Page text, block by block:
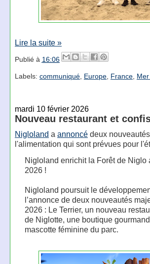
Lire la suite »
Publié à 16:06
Labels: communiqué, Europe, France,
mardi 10 février 2026
Nouveau restaurant et
Nigloland a annoncédeux
l'alimentation qui sont prévues pour
Nigloland enrichit la Forêt de Niglo
2026 !
Nigloland poursuit le
l’annonce de deux nouveautés
2026 : Le Terrier, un nouveau
de Niglotte, une boutique
mascotte féminine du parc.